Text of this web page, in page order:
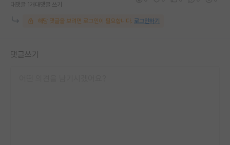
대댓글 1개 대댓글 쓰기
해당 댓글을 보려면 로그인이 필요합니다. 로그인하기
댓글쓰기